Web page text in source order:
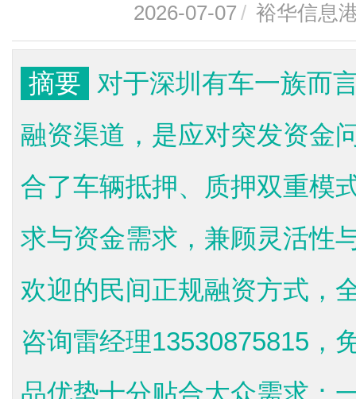
2026-07-07 / 裕华信息
摘要
对于深圳有车一族而
融资渠道，是应对突发资金
合了车辆抵押、质押双重模
求与资金需求，兼顾灵活性
欢迎的民间正规融资方式，
咨询雷经理13530875815，